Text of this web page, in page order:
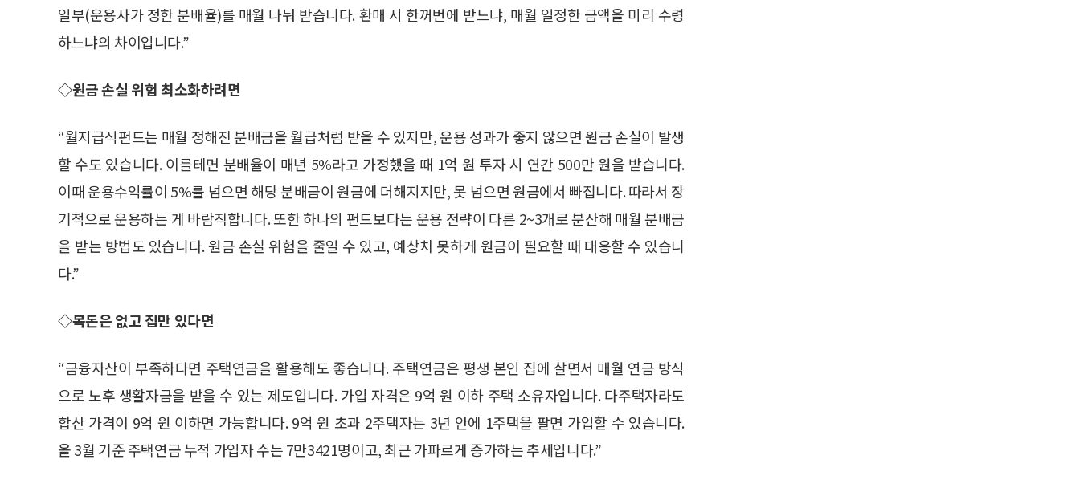
일부(운용사가 정한 분배율)를 매월 나눠 받습니다. 환매 시 한꺼번에 받느냐, 매월 일정한 금액을 미리 수령
하느냐의 차이입니다.”
◇원금 손실 위험 최소화하려면
“월지급식펀드는 매월 정해진 분배금을 월급처럼 받을 수 있지만, 운용 성과가 좋지 않으면 원금 손실이 발생
할 수도 있습니다. 이를테면 분배율이 매년 5%라고 가정했을 때 1억 원 투자 시 연간 500만 원을 받습니다.
이때 운용수익률이 5%를 넘으면 해당 분배금이 원금에 더해지지만, 못 넘으면 원금에서 빠집니다. 따라서 장
기적으로 운용하는 게 바람직합니다. 또한 하나의 펀드보다는 운용 전략이 다른 2~3개로 분산해 매월 분배금
을 받는 방법도 있습니다. 원금 손실 위험을 줄일 수 있고, 예상치 못하게 원금이 필요할 때 대응할 수 있습니
다.”
◇목돈은 없고 집만 있다면
“금융자산이 부족하다면 주택연금을 활용해도 좋습니다. 주택연금은 평생 본인 집에 살면서 매월 연금 방식
으로 노후 생활자금을 받을 수 있는 제도입니다. 가입 자격은 9억 원 이하 주택 소유자입니다. 다주택자라도
합산 가격이 9억 원 이하면 가능합니다. 9억 원 초과 2주택자는 3년 안에 1주택을 팔면 가입할 수 있습니다.
올 3월 기준 주택연금 누적 가입자 수는 7만3421명이고, 최근 가파르게 증가하는 추세입니다.”